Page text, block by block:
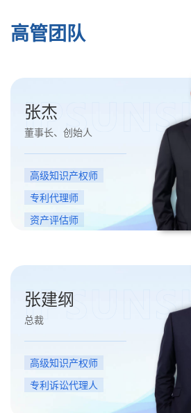
高管团队
张杰
董事长、创始人
高级知识产权师
专利代理师
资产评估师
张建纲
总裁
高级知识产权师
专利诉讼代理人